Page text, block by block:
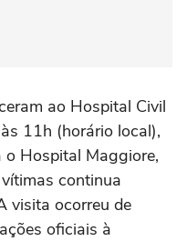
ao Hospital Civil
11h (horário local),
Hospital Maggiore,
continua
visita ocorreu de
oficiais à